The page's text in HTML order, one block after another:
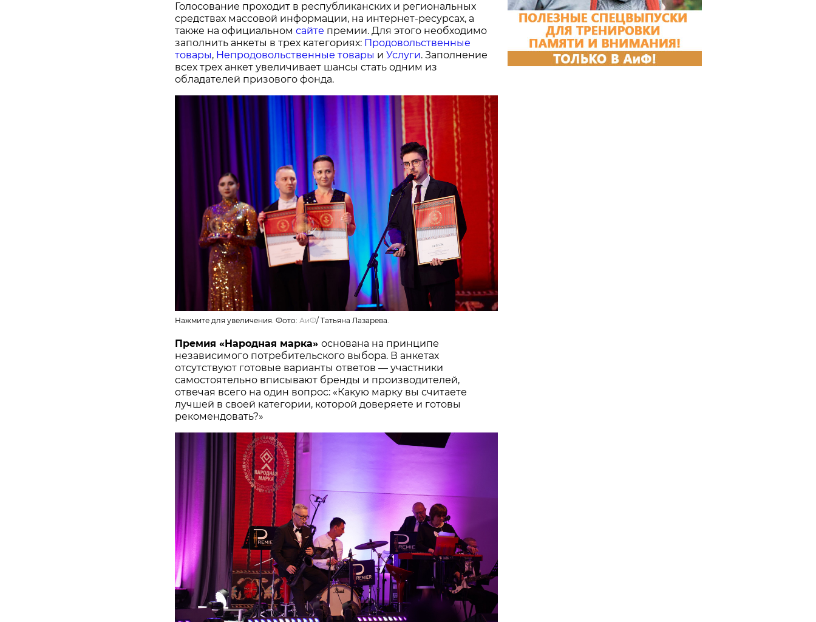
Голосование проходит в республиканских и региональных
средствах массовой информации, на интернет-ресурсах, а
также на официальном сайте премии. Для этого необходимо
заполнить анкеты в трех категориях: Продовольственные
товары, Непродовольственные товары и Услуги. Заполнение
всех трех анкет увеличивает шансы стать одним из
обладателей призового фонда.
Нажмите для увеличения. Фото: АиФ/ Татьяна Лазарева.
Премия «Народная марка» основана на принципе
независимого потребительского выбора. В анкетах
отсутствуют готовые варианты ответов — участники
самостоятельно вписывают бренды и производителей,
отвечая всего на один вопрос: «Какую марку вы считаете
лучшей в своей категории, которой доверяете и готовы
рекомендовать?»